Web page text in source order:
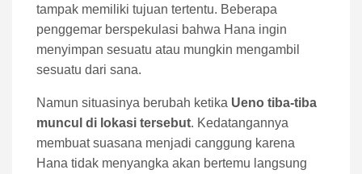
tampak memiliki tujuan tertentu. Beberapa
penggemar berspekulasi bahwa Hana ingin
menyimpan sesuatu atau mungkin mengambil
sesuatu dari sana.
Namun situasinya berubah ketika Ueno tiba-tiba
muncul di lokasi tersebut. Kedatangannya
membuat suasana menjadi canggung karena
Hana tidak menyangka akan bertemu langsung